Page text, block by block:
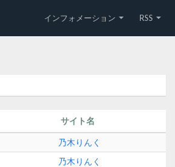
インフォメーション RSS
サイト名
乃木りんく
乃木りんく